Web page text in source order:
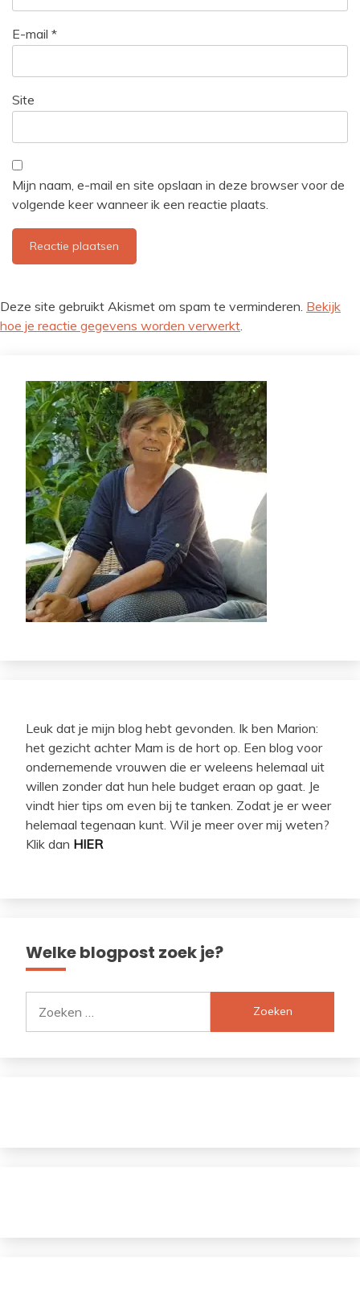
E-mail *
Site
Mijn naam, e-mail en site opslaan in deze browser voor de
volgende keer wanneer ik een reactie plaats.
Deze site gebruikt Akismet om spam te verminderen. Bekijk
hoe je reactie gegevens worden verwerkt
Leuk dat je mijn blog hebt gevonden. Ik ben Marion:
het gezicht achter Mam is de hort op. Een blog voor
ondernemende vrouwen die er weleens helemaal uit
willen zonder dat hun hele budget eraan op gaat. Je
vindt hier tips om even bij te tanken. Zodat je er weer
helemaal tegenaan kunt. Wil je meer over mij weten?
Klik dan HIER
Welke blogpost zoek je?
naar: